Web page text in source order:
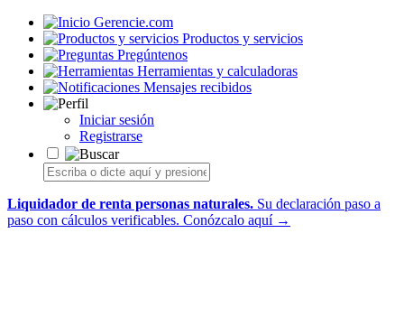
Gerencie.com
Productos y servicios
Pregúntenos
Herramientas y calculadoras
Mensajes recibidos
Iniciar sesión
Registrarse
Liquidador de renta personas naturales. Su declaración paso a
paso con cálculos verificables. Conózcalo aquí →